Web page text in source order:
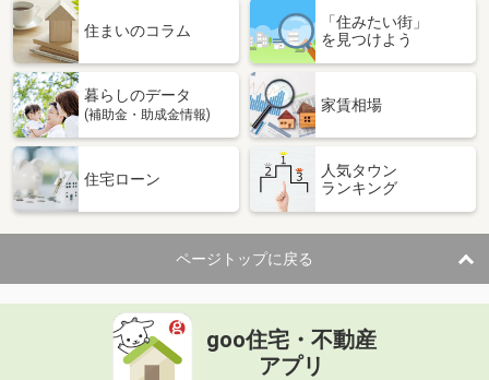
住まいのコラム
「住みたい街」
を見つけよう
暮らしのデータ
(補助金・助成金情報)
家賃相場
住宅ローン
人気タウン
ランキング
ページトップに戻る
goo住宅・不動産
アプリ